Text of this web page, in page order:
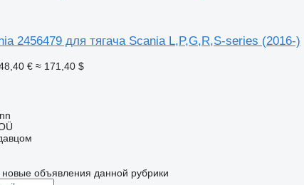
2456479 для тягача Scania L,P,G,R,S-series (2016-)
€ ≈ 171,40 $
объявления данной рубрики